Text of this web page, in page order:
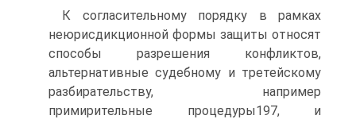
К согласительному порядку в рамках
неюрисдикционной формы защиты относят
способы разрешения конфликтов,
альтернативные судебному и третейскому
разбирательству, например
примирительные процедуры197, и